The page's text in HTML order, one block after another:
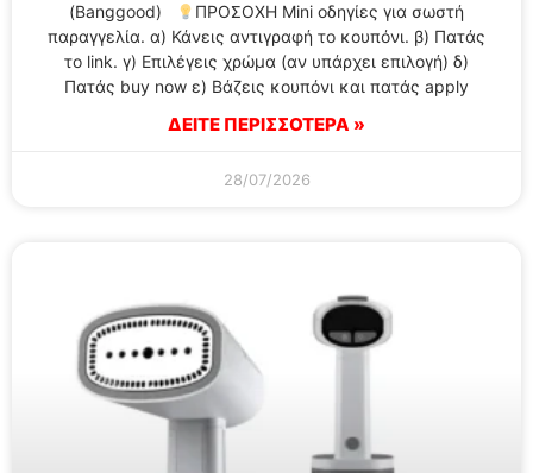
(Banggood)
ΠΡΟΣΟΧΗ Mini οδηγίες για σωστή
παραγγελία. α) Κάνεις αντιγραφή το κουπόνι. β) Πατάς
το link. γ) Επιλέγεις χρώμα (αν υπάρχει επιλογή) δ)
Πατάς buy now ε) Βάζεις κουπόνι και πατάς apply
ΔΕΙΤΕ ΠΕΡΙΣΣΟΤΕΡΑ »
28/07/2026